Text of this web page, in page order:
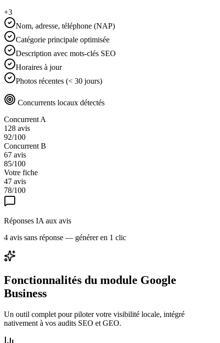
+3
Nom, adresse, téléphone (NAP)
Catégorie principale optimisée
Description avec mots-clés SEO
Horaires à jour
Photos récentes (< 30 jours)
Concurrents locaux détectés
Concurrent A
128 avis
92/100
Concurrent B
67 avis
85/100
Votre fiche
47 avis
78/100
Réponses IA aux avis
4 avis sans réponse — générer en 1 clic
Fonctionnalités du module Google
Business
Un outil complet pour piloter votre visibilité locale, intégré
nativement à vos audits SEO et GEO.